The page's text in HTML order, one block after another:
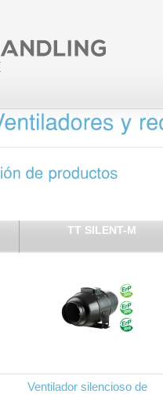
TT SILENT-M
Ventilador silencioso de